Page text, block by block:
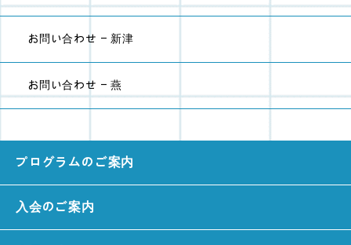
お問い合わせ - 新津
お問い合わせ - 燕
プログラムのご案内
入会のご案内